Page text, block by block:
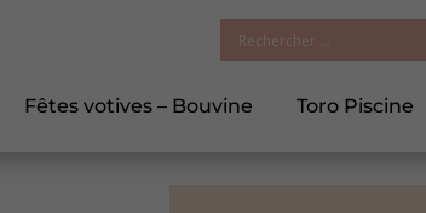
Fêtes votives – Bouvine Toro Piscine